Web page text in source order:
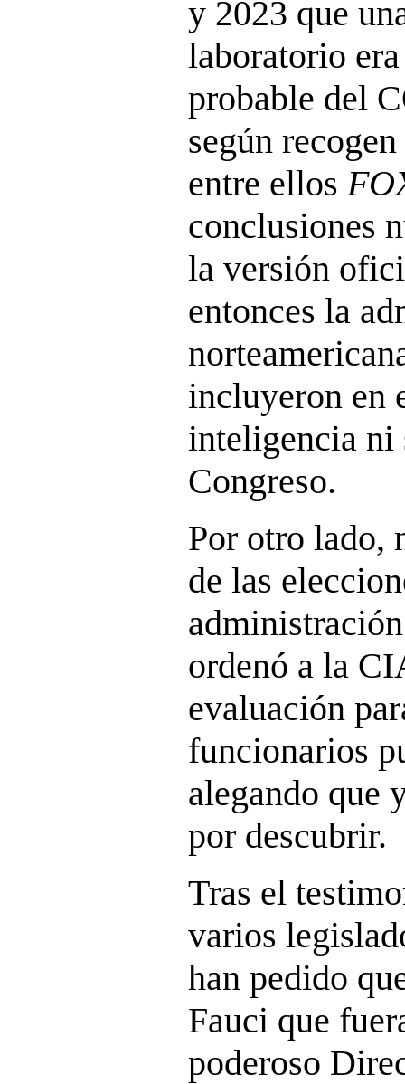
y 2023 que
laboratorio
probable del
según
entre ellos
conclusiones
la versión
entonces la
incluyeron en
inteligencia ni
Congreso.
Por otro lado,
de las
ordenó a la
evaluación
funcionarios
alegando que
por descubrir.
Tras el
varios
han pedido
Fauci que
poderoso